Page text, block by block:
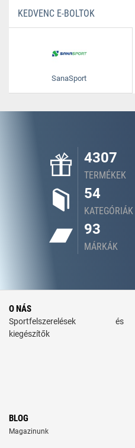
KEDVENC E-BOLTOK
SanaSport
4307
TERMÉKEK
54
KATEGÓRIÁK
93
MÁRKÁK
O NÁS
Sportfelszerelések és
kiegészítők
BLOG
Magazinunk